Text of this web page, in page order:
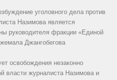
уголовного дела против
Назимова является
руководителя фракции «Единой
Джангобегова
освобождения незаконно
власти журналиста Назимова и